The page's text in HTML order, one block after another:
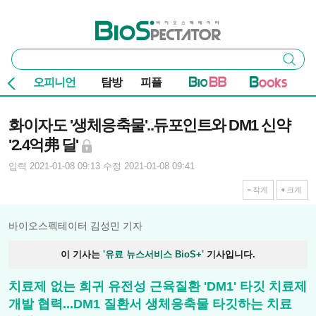
바이오스펙테이터
통
합
검
색
검색
오피니언 탐방 피플
화이자도 '생체응축물'..듀포인트와 DM1 신약
'2.4억弗 딜'
입력 2021-01-08 09:13 수정 2021-01-08 09:41
작게 크게
바이오스펙테이터 김성민 기자
이 기사는 '유료 뉴스서비스 BioS+' 기사입니다.
치료제 없는 희귀 유전성 근육질환 'DM1' 타깃 치료제
개발 협력...DM1 질환서 생체응축물 타깃하는 치료